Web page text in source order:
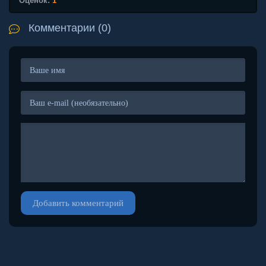
Комментарии (0)
Добавить комментарий